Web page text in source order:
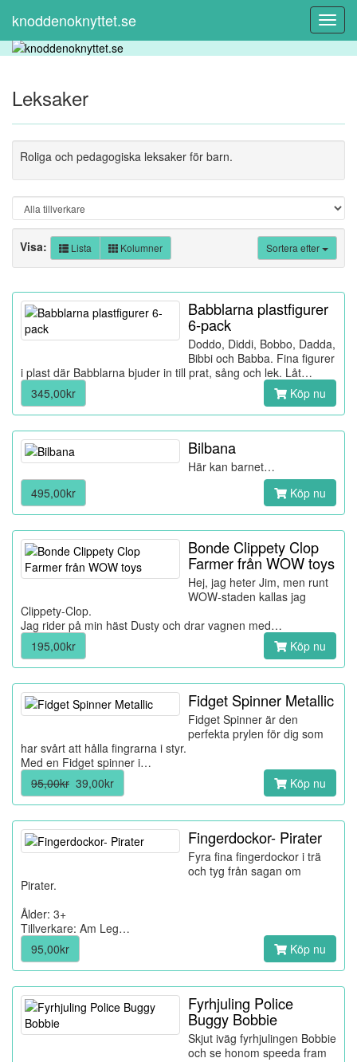
knoddenoknyttet.se
Leksaker
Roliga och pedagogiska leksaker för barn.
Sortera efter
Visa: Lista Kolumner
Babblarna plastfigurer
6-pack
Doddo, Diddi, Bobbo, Dadda,
Bibbi och Babba. Fina figurer
i plast där Babblarna bjuder in till prat, sång och lek. Låt…
345,00kr
Köp nu
Bilbana
Här kan barnet…
495,00kr
Köp nu
Bonde Clippety Clop
Farmer från WOW toys
Hej, jag heter Jim, men runt
WOW-staden kallas jag
Clippety-Clop.
Jag rider på min häst Dusty och drar vagnen med…
195,00kr
Köp nu
Fidget Spinner Metallic
Fidget Spinner är den
perfekta prylen för dig som
har svårt att hålla fingrarna i styr.
Med en Fidget spinner i…
95,00kr 39,00kr Köp nu
Fingerdockor- Pirater
Fyra fina fingerdockor i trä
och tyg från sagan om
Pirater.
Ålder: 3+
Tillverkare: Am Leg…
95,00kr
Köp nu
Fyrhjuling Police
Buggy Bobbie
Skjut iväg fyrhjulingen Bobbie
och se honom speeda fram